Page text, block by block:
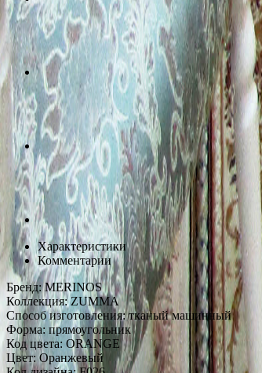
Характеристики
Комментарии
Бренд:MERINOS
Коллекция:ZUMMA
Способ изготовления:тканый машинный
Форма: прямоугольник
Код цвета: ORANGE
Цвет: Оранжевый